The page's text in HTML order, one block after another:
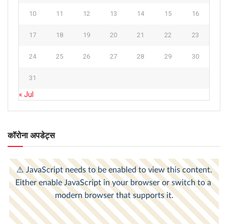
10 11 12 13 14 15 16
17 18 19 20 21 22 23
24 25 26 27 28 29 30
31
« Jul
कॉरोना अपडेट्स